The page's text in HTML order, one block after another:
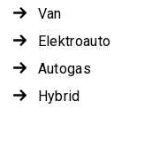
Van
Elektroauto
Autogas
Hybrid